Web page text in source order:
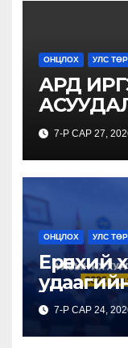
ОНЦЛОХ УЛС ТӨР
АРД
ГАРГАНА
7-Р САР 27,
ОНЦЛОХ УЛС ТӨР
Ерөнхий
7-Р САР 24,